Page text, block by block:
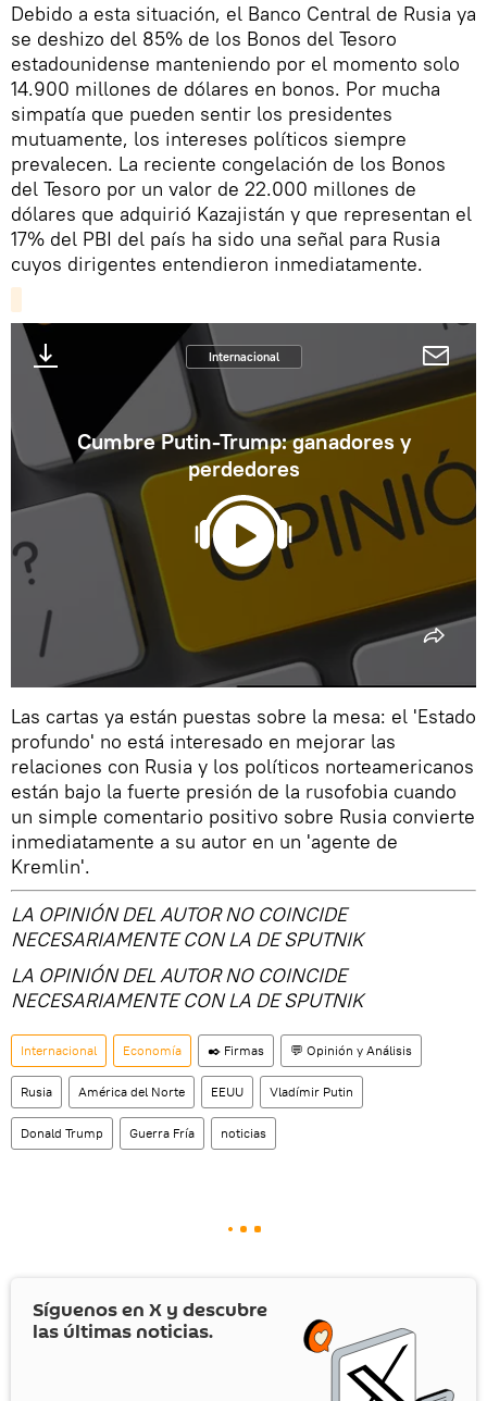
Debido a esta situación, el Banco Central de Rusia ya
se deshizo del 85% de los Bonos del Tesoro
estadounidense manteniendo por el momento solo
14.900 millones de dólares en bonos. Por mucha
simpatía que pueden sentir los presidentes
mutuamente, los intereses políticos siempre
prevalecen. La reciente congelación de los Bonos
del Tesoro por un valor de 22.000 millones de
dólares que adquirió Kazajistán y que representan el
17% del PBI del país ha sido una señal para Rusia
cuyos dirigentes entendieron inmediatamente.
Internacional
Cumbre Putin-Trump: ganadores y
perdedores
Las cartas ya están puestas sobre la mesa: el 'Estado
profundo' no está interesado en mejorar las
relaciones con Rusia y los políticos norteamericanos
están bajo la fuerte presión de la rusofobia cuando
un simple comentario positivo sobre Rusia convierte
inmediatamente a su autor en un 'agente de
Kremlin'.
LA OPINIÓN DEL AUTOR NO COINCIDE
NECESARIAMENTE CON LA DE SPUTNIK
LA OPINIÓN DEL AUTOR NO COINCIDE
NECESARIAMENTE CON LA DE SPUTNIK
Internacional Economía ✒️ Firmas 💬 Opinión y Análisis
Rusia América del Norte EEUU Vladímir Putin
Donald Trump Guerra Fría noticias
Síguenos en X y descubre
las últimas noticias.